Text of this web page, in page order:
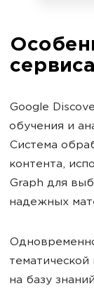
сервиса
Google
обучения и
Система
контента,
Graph для
надежных
на базу